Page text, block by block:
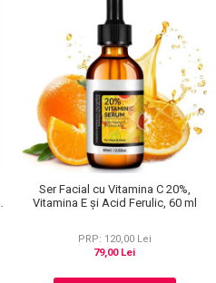
Ser Facial cu Vitamina C 20%,
Vitamina E și Acid Ferulic, 60 ml
PRP: 120,00 Lei
79,00 Lei